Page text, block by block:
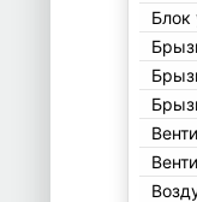
Блок